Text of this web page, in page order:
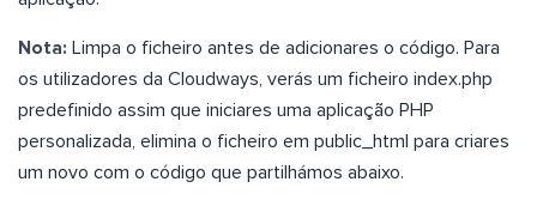
Nota: Limpa o ficheiro antes de adicionares o código. Para
os utilizadores da Cloudways, verás um ficheiro index.php
predefinido assim que iniciares uma aplicação PHP
personalizada, elimina o ficheiro em public_html para criares
um novo com o código que partilhámos abaixo.